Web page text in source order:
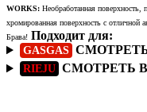
WORKS: Необработанная
хромированная поверхность с отличной
Брава! Подходит для:
GASGAS
RIEJU СМОТРЕТЬ